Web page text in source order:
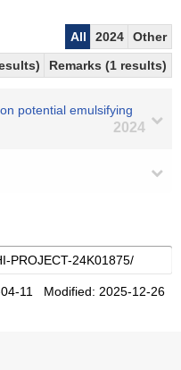
All 2024
Other
Remarks (1 results)
potential emulsifying
2024
04-11 Modified: 2025-12-26